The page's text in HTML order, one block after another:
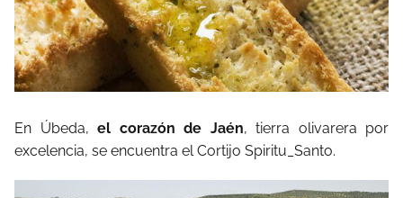
En Úbeda, el corazón de Jaén, tierra olivarera por
excelencia, se encuentra el Cortijo Spiritu_Santo.